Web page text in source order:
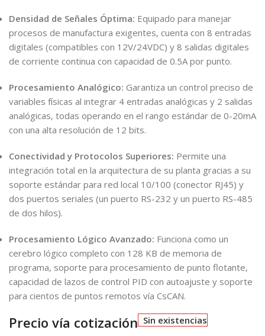
Densidad de Señales Óptima: Equipado para manejar
procesos de manufactura exigentes, cuenta con 8 entradas
digitales (compatibles con 12V/24VDC) y 8 salidas digitales
de corriente continua con capacidad de 0.5A por punto.
Procesamiento Analógico: Garantiza un control preciso de
variables físicas al integrar 4 entradas analógicas y 2 salidas
analógicas, todas operando en el rango estándar de 0-20mA
con una alta resolución de 12 bits.
Conectividad y Protocolos Superiores: Permite una
integración total en la arquitectura de su planta gracias a su
soporte estándar para red local 10/100 (conector RJ45) y
dos puertos seriales (un puerto RS-232 y un puerto RS-485
de dos hilos).
Procesamiento Lógico Avanzado: Funciona como un
cerebro lógico completo con 128 KB de memoria de
programa, soporte para procesamiento de punto flotante,
capacidad de lazos de control PID con autoajuste y soporte
para cientos de puntos remotos vía CsCAN.
Precio vía cotización Sin existencias